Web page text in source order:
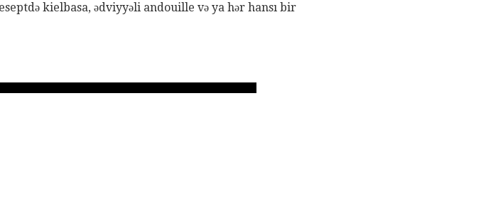
kielbasa, ədviyyəli andouille və ya hər hansı bir